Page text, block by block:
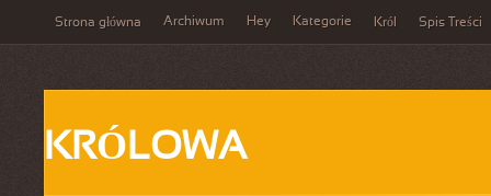
Strona główna Archiwum Hey Kategorie Król Spis Treści
KRÓLOWA